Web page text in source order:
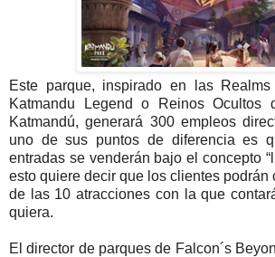
Este parque, inspirado en las
Katmandu Legend o Reinos Ocultos
Katmandú, generará 300 empleos
uno de sus puntos de diferencia es
entradas se venderán bajo el concepto
esto quiere decir que los clientes podrán
de las 10 atracciones con la que
quiera.
El director de parques de Falcon´s